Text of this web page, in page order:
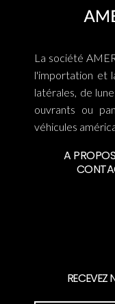
La société
l'importation et
latérales, de
ouvrants ou
véhicules
A PROPOS
RECEVEZ